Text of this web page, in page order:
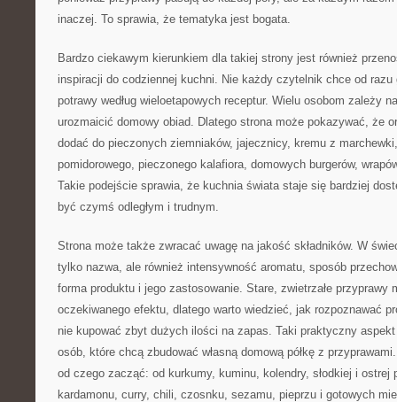
inaczej. To sprawia, że tematyka jest bogata.
Bardzo ciekawym kierunkiem dla takiej strony jest również
inspiracji do codziennej kuchni. Nie każdy czytelnik chce od razu
potrawy według wieloetapowych receptur. Wielu osobom zależy
urozmaicić domowy obiad. Dlatego strona może pokazywać, że
dodać do pieczonych ziemniaków, jajecznicy, kremu z
pomidorowego, pieczonego kalafiora, domowych burgerów,
Takie podejście sprawia, że kuchnia świata staje się bardziej
być czymś odległym i trudnym.
Strona może także zwracać uwagę na jakość składników. W
tylko nazwa, ale również intensywność aromatu, sposób
forma produktu i jego zastosowanie. Stare, zwietrzałe przyprawy
oczekiwanego efektu, dlatego warto wiedzieć, jak rozpoznawać
nie kupować zbyt dużych ilości na zapas. Taki praktyczny
osób, które chcą zbudować własną domową półkę z
od czego zacząć: od kurkumy, kuminu, kolendry, słodkiej i ostrej
kardamonu, curry, chili, czosnku, sezamu, pieprzu i gotowych